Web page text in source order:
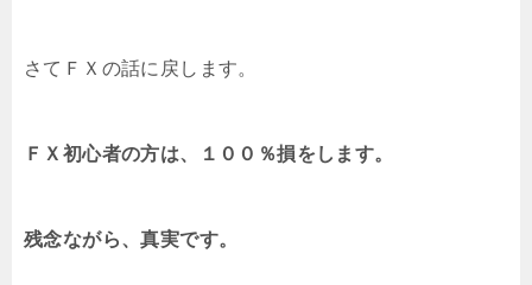
さてＦＸの話に戻します。
ＦＸ初心者の方は、１００％損をします。
残念ながら、真実です。